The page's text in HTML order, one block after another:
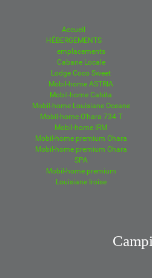
Accueil
HÉBERGEMENTS
emplacements
Cabane Locale
Lodge Coco Sweet
Mobil-home ASTRIA
Mobil-home Cahita
Mobil-home Louisiane Oceane
Mobil-home O'hara 734 T
Mobil-home IRM
Mobil-home premium Ohara
Mobil-home premium Ohara
SPA
Mobil-home premium
Louisiane Iroise